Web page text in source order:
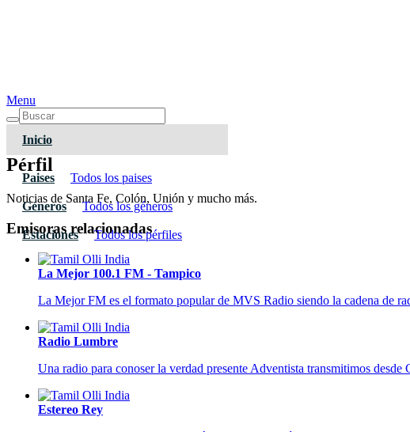
Menu
Inicio
Paises Todos los paises
Géneros Todos los géneros
Estaciones Todos los pérfiles
Pérfil
Noticias de Santa Fe, Colón, Unión y mucho más.
Emisoras relacionadas
La Mejor 100.1 FM - Tampico
La Mejor FM es el formato popular de MVS Radio siendo la cadena de
Radio Lumbre
Una radio para conoser la verdad presente Adventista transmitimos
Estereo Rey